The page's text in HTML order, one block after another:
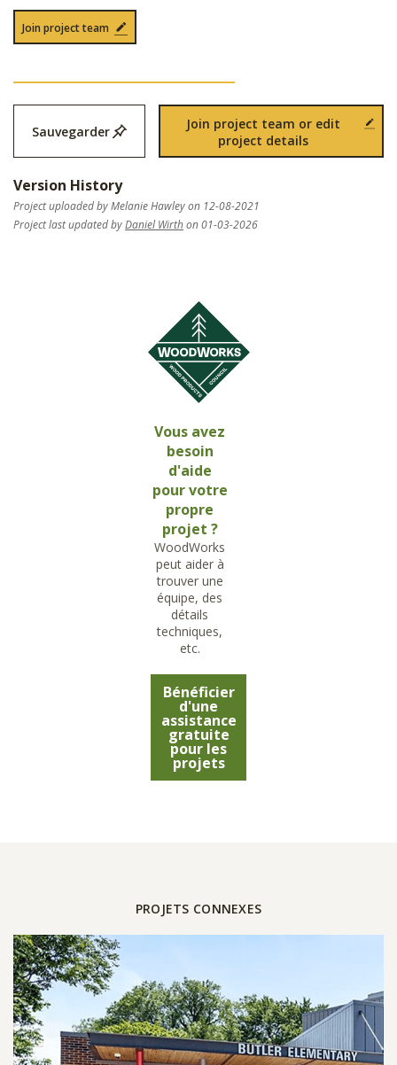
Join project team
Sauvegarder
Join project team or edit
project details
Version History
Project uploaded by Melanie Hawley on 12-08-2021
Project last updated byDaniel Wirthon 01-03-2026
Vous avez
besoin
d'aide
pour votre
propre
projet ?
WoodWorks
peut aider à
trouver une
équipe, des
détails
techniques,
etc.
Bénéficier
d'une
assistance
gratuite
pour les
projets
PROJETS CONNEXES